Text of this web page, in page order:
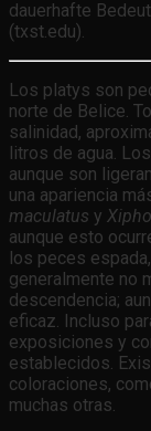
dauerhafte
(txst.edu).
Los platys son
norte de Belice.
salinidad,
litros de agua.
aunque son
una apariencia
maculatus y
aunque esto
los peces
generalmente no
descendencia;
eficaz. Incluso
exposiciones y
establecidos.
coloraciones,
muchas otras.